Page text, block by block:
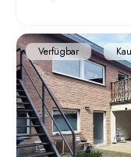
Verfügbar